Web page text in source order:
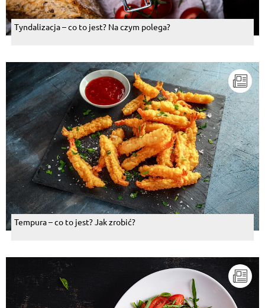
Tyndalizacja – co to jest? Na czym polega?
Tempura – co to jest? Jak zrobić?